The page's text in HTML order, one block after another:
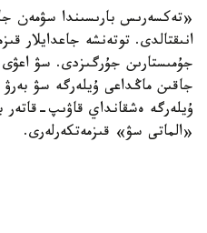
«تەكسەرىس بارىسىندا سۋمەن
انىقتالدى. توتەنشە جاعدايلار
جۇمىستارىن جۇرگىزدى. سۋ
جاقىن ماڭداعى ۇيلەرگە سۋ
ۇيلەرگە ەشقانداي قاۋىپ-
«الماتى سۋ» قىزمەتكەرلەرى.